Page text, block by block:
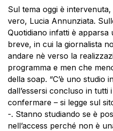
Sul tema oggi è
vero, Lucia Annunziata.
Quotidiano infatti è apparsa
breve, in cui la giornalista
andare nè verso la
programma e men che
della soap. “C’è uno studio
dall’essersi concluso in tutti
confermare – si legge sul
-. Stanno studiando se è
nell’access perché non è